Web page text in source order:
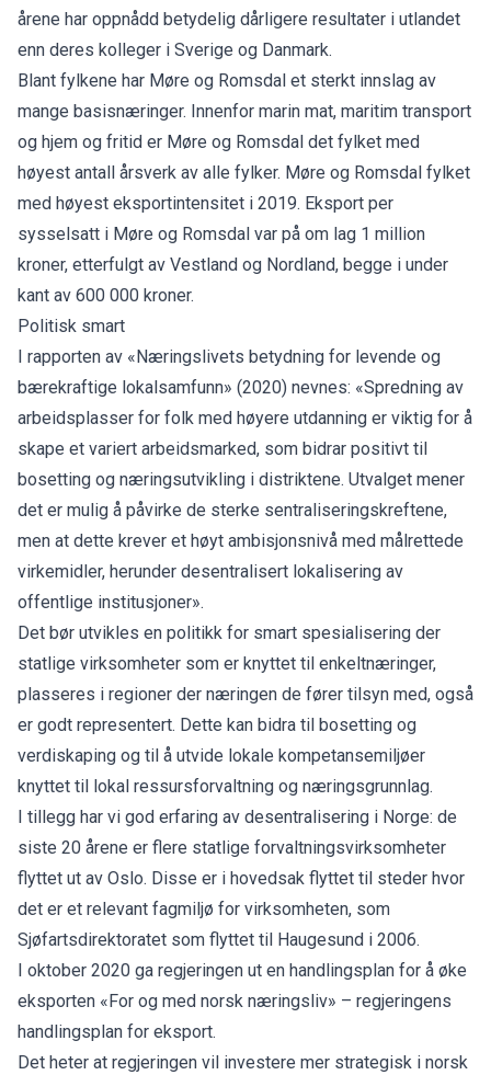
årene har oppnådd betydelig dårligere resultater i utlandet
enn deres kolleger i Sverige og Danmark.
Blant fylkene har Møre og Romsdal et sterkt innslag av
mange basisnæringer. Innenfor marin mat, maritim transport
og hjem og fritid er Møre og Romsdal det fylket med
høyest antall årsverk av alle fylker. Møre og Romsdal fylket
med høyest eksportintensitet i 2019. Eksport per
sysselsatt i Møre og Romsdal var på om lag 1 million
kroner, etterfulgt av Vestland og Nordland, begge i under
kant av 600 000 kroner.
Politisk smart
I rapporten av «Næringslivets betydning for levende og
bærekraftige lokalsamfunn» (2020) nevnes: «Spredning av
arbeidsplasser for folk med høyere utdanning er viktig for å
skape et variert arbeidsmarked, som bidrar positivt til
bosetting og næringsutvikling i distriktene. Utvalget mener
det er mulig å påvirke de sterke sentraliseringskreftene,
men at dette krever et høyt ambisjonsnivå med målrettede
virkemidler, herunder desentralisert lokalisering av
offentlige institusjoner».
Det bør utvikles en politikk for smart spesialisering der
statlige virksomheter som er knyttet til enkeltnæringer,
plasseres i regioner der næringen de fører tilsyn med, også
er godt representert. Dette kan bidra til bosetting og
verdiskaping og til å utvide lokale kompetansemiljøer
knyttet til lokal ressursforvaltning og næringsgrunnlag.
I tillegg har vi god erfaring av desentralisering i Norge: de
siste 20 årene er flere statlige forvaltningsvirksomheter
flyttet ut av Oslo. Disse er i hovedsak flyttet til steder hvor
det er et relevant fagmiljø for virksomheten, som
Sjøfartsdirektoratet som flyttet til Haugesund i 2006.
I oktober 2020 ga regjeringen ut en handlingsplan for å øke
eksporten «For og med norsk næringsliv» – regjeringens
handlingsplan for eksport.
Det heter at regjeringen vil investere mer strategisk i norsk